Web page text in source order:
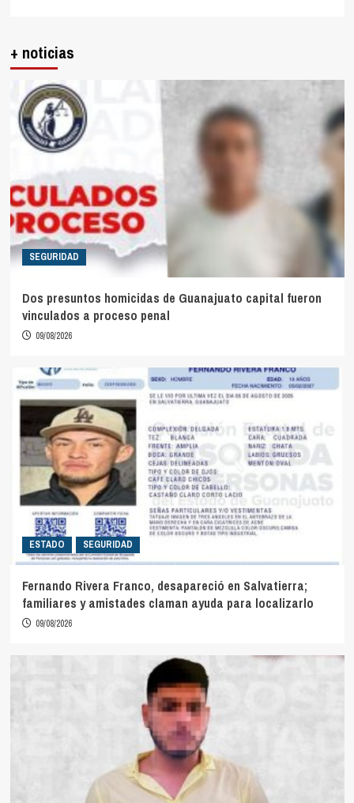
+ noticias
SEGURIDAD
Dos presuntos homicidas de Guanajuato capital fueron
vinculados a proceso penal
09/08/2026
ESTADO SEGURIDAD
Fernando Rivera Franco, desapareció en Salvatierra;
familiares y amistades claman ayuda para localizarlo
09/08/2026